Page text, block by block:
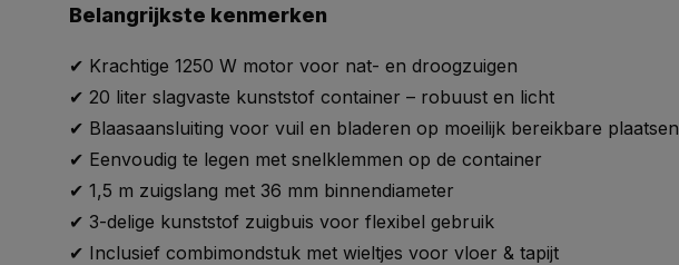
Belangrijkste kenmerken
✔ Krachtige 1250 W motor voor nat- en droogzuigen
✔ 20 liter slagvaste kunststof container – robuust en licht
✔ Blaasaansluiting voor vuil en bladeren op moeilijk bereikbare plaatsen
✔ Eenvoudig te legen met snelklemmen op de container
✔ 1,5 m zuigslang met 36 mm binnendiameter
✔ 3-delige kunststof zuigbuis voor flexibel gebruik
✔ Inclusief combimondstuk met wieltjes voor vloer & tapijt